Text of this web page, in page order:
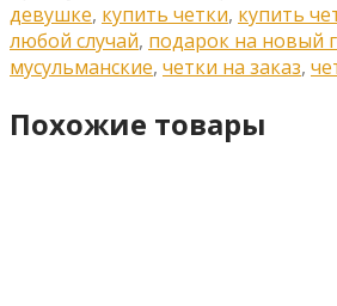
девушке, купить четки, купить
любой случай, подарок на новый
мусульманские, четки на заказ,
Похожие товары